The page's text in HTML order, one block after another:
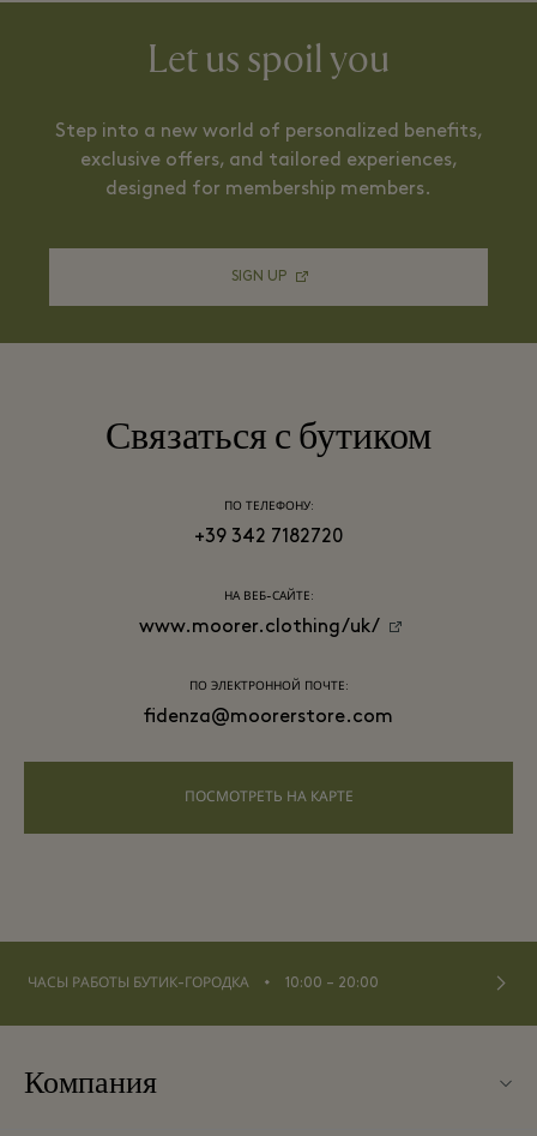
Let us spoil you
Step into a new world of personalized benefits,
exclusive offers, and tailored experiences,
designed for membership members.
SIGN UP
Связаться с бутиком
ПО ТЕЛЕФОНУ:
+39 342 7182720
НА ВЕБ-САЙТЕ:
www.moorer.clothing/uk/
ПО ЭЛЕКТРОННОЙ ПОЧТЕ:
fidenza@moorerstore.com
ПОСМОТРЕТЬ НА КАРТЕ
ЧАСЫ РАБОТЫ БУТИК-ГОРОДКА ⬩ 10:00 – 20:00
Компания